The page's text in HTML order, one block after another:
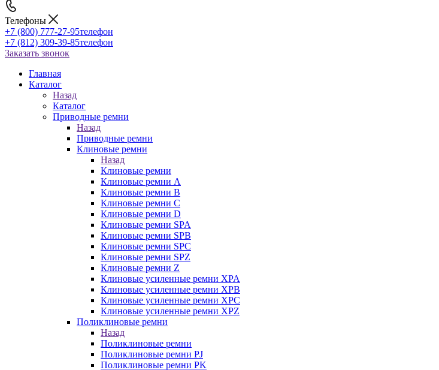
Телефоны
+7 (800) 777-27-95телефон
+7 (812) 309-39-85телефон
Заказать звонок
Главная
Каталог
Назад
Каталог
Приводные ремни
Назад
Приводные ремни
Клиновые ремни
Назад
Клиновые ремни
Клиновые ремни A
Клиновые ремни B
Клиновые ремни C
Клиновые ремни D
Клиновые ремни SPA
Клиновые ремни SPB
Клиновые ремни SPC
Клиновые ремни SPZ
Клиновые ремни Z
Клиновые усиленные ремни XPA
Клиновые усиленные ремни XPB
Клиновые усиленные ремни XPC
Клиновые усиленные ремни XPZ
Поликлиновые ремни
Назад
Поликлиновые ремни
Поликлиновые ремни PJ
Поликлиновые ремни PK